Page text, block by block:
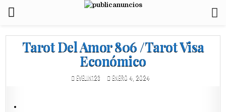
Tarot Del Amor 806 /Tarot Visa
Económico
EVELIN123 ENERO 4, 2024